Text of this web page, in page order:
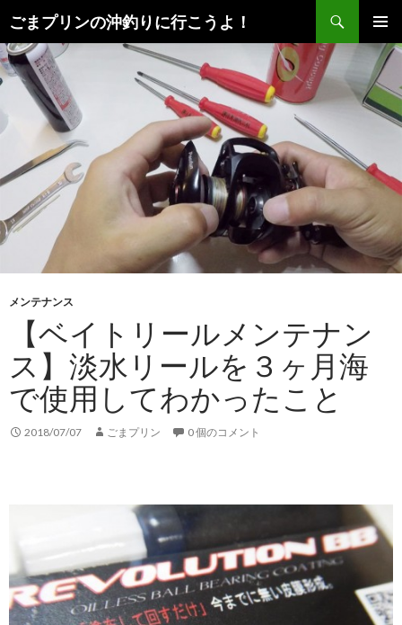
ごまプリンの沖釣りに行こうよ！
索
メインメ
ニュー
ン
テ
キ
ッ
プ
メンテナンス
【ベイトリールメンテナン
ス】淡水リールを３ヶ月海
で使用してわかったこと
2018/07/07 ごまプリン 0 個のコメント